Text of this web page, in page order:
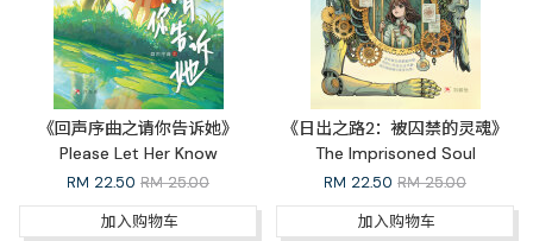
《回声序曲之请你告诉她》
Please Let Her Know
RM 22.50 RM 25.00
加入购物车
《日出之路2：被囚禁的灵魂》
The Imprisoned Soul
RM 22.50 RM 25.00
加入购物车